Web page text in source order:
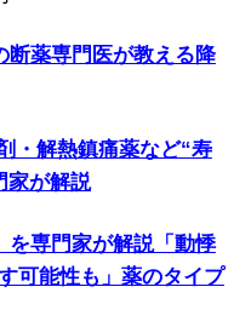
断薬専門医が教える降
・解熱鎮痛薬など“寿
家が解説
を専門家が解説「動悸
可能性も」薬のタイプ